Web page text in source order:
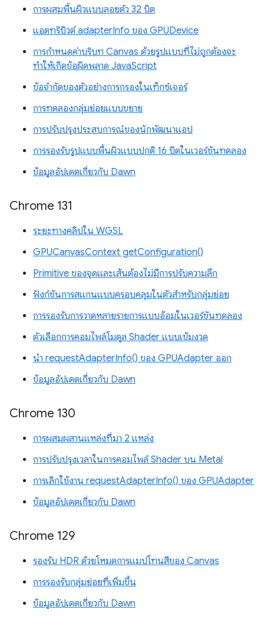
การผสมพื้นผิวแบบลอยตัว 32 บิต
แอตทริบิวต์ adapterInfo ของ GPUDevice
การกำหนดค่าบริบท Canvas ด้วยรูปแบบที่ไม่ถูกต้องจะ
ทำให้เกิดข้อผิดพลาด JavaScript
ข้อจำกัดของตัวอย่างการกรองในเท็กซ์เจอร์
การทดลองกลุ่มย่อยแบบขยาย
การปรับปรุงประสบการณ์ของนักพัฒนาแอป
การรองรับรูปแบบพื้นผิวแบบปกติ 16 บิตในเวอร์ชันทดลอง
ข้อมูลอัปเดตเกี่ยวกับ Dawn
Chrome 131
ระยะทางคลิปใน WGSL
GPUCanvasContext getConfiguration()
Primitive ของจุดและเส้นต้องไม่มีการปรับความลึก
ฟังก์ชันการสแกนแบบครอบคลุมในตัวสำหรับกลุ่มย่อย
การรองรับการวาดหลายรายการแบบอ้อมในเวอร์ชันทดลอง
ตัวเลือกการคอมไพล์โมดูล Shader แบบเข้มงวด
นำ requestAdapterInfo() ของ GPUAdapter ออก
ข้อมูลอัปเดตเกี่ยวกับ Dawn
Chrome 130
การผสมผสานแหล่งที่มา 2 แหล่ง
การปรับปรุงเวลาในการคอมไพล์ Shader บน Metal
การเลิกใช้งาน requestAdapterInfo() ของ GPUAdapter
ข้อมูลอัปเดตเกี่ยวกับ Dawn
Chrome 129
รองรับ HDR ด้วยโหมดการแมปโทนสีของ Canvas
การรองรับกลุ่มย่อยที่เพิ่มขึ้น
ข้อมูลอัปเดตเกี่ยวกับ Dawn